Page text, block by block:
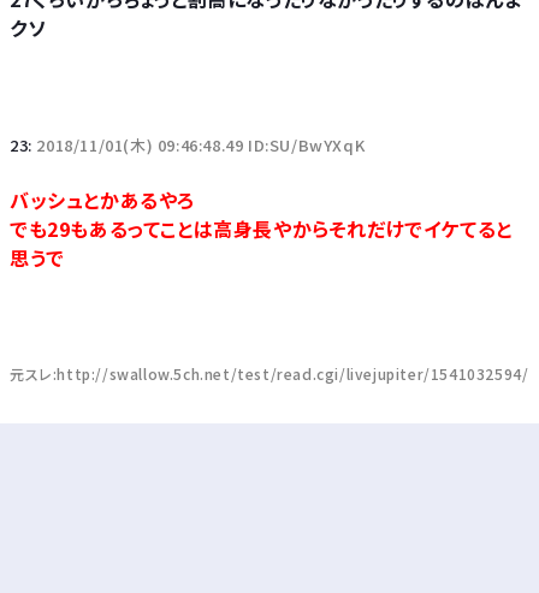
クソ
23: 2018/11/01(木) 09:46:48.49 ID:SU/BwYXqK
バッシュとかあるやろ
でも29もあるってことは高身長やからそれだけでイケてると
思うで
元スレ:http://swallow.5ch.net/test/read.cgi/livejupiter/1541032594/